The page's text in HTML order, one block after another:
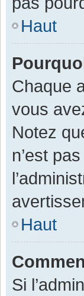
Haut
Chaque
vous
Notez
n’est
Haut
Si